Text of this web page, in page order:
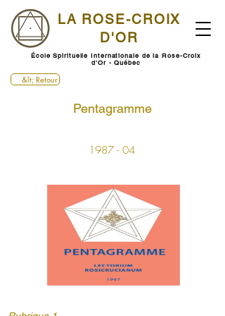
LA ROSE-CROIX
D'OR
École Spirituelle Internationale de la Rose-Croix
d'Or - Québec
&lt; Retour
Pentagramme
1987 - 04